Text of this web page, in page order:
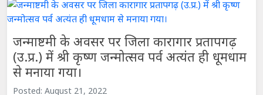
जन्माष्टमी के अवसर पर जिला कारागार प्रतापगढ़
(उ.प्र.) में श्री कृष्ण जन्मोत्सव पर्व अत्यंत ही धूमधाम
से मनाया गया।
Posted: August 21, 2022